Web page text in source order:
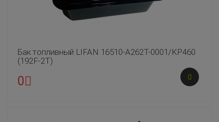
Бак топливный LIFAN 16510-A262T-0001/KP460
(192F-2T)
0